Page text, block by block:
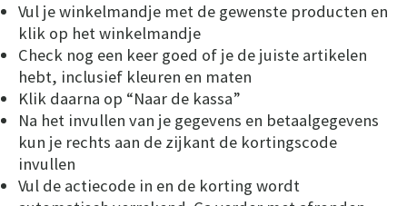
Vul je winkelmandje met de gewenste producten en
klik op het winkelmandje
Check nog een keer goed of je de juiste artikelen
hebt, inclusief kleuren en maten
Klik daarna op “Naar de kassa”
Na het invullen van je gegevens en betaalgegevens
kun je rechts aan de zijkant de kortingscode
invullen
Vul de actiecode in en de korting wordt